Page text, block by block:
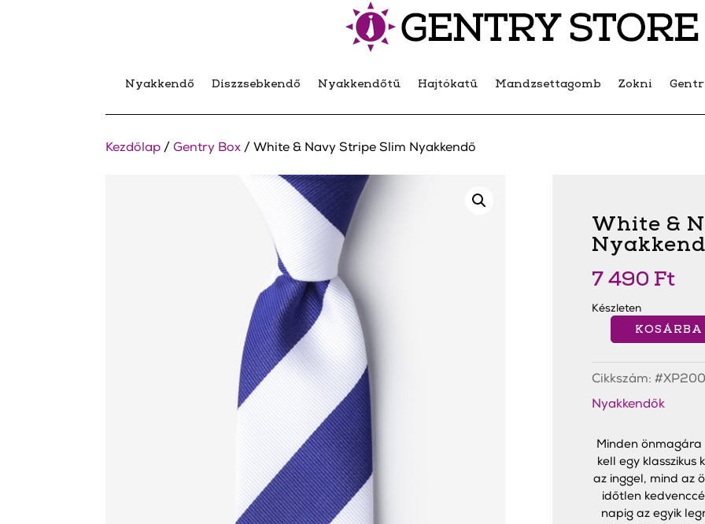
Nyakkendő Díszzsebkendő Nyakkendőtű Hajtókatű Mandzsettagomb Zokni
Kezdőlap /Gentry Box / White & Navy Stripe Slim Nyakkendő
White &
7 490 Ft
Készleten
Slim
mennyiség
KOSÁRBA
Cikkszám:
Nyakkendők
Minden
kell egy klasszikus
az inggel, mind az
időtlen
napig az egyik